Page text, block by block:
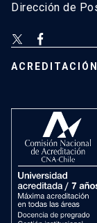
Dirección de
ACREDITACIÓN